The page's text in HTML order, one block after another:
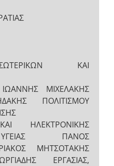
ΚΑΙ
ΜΙΧΕΛΑΚΗΣ
ΠΟΛΙΤΙΣΜΟΥ
ΗΛΕΚΤΡΟΝΙΚΗΣ
ΠΑΝΟΣ
ΜΗΤΣΟΤΑΚΗΣ
ΕΡΓΑΣΙΑΣ,